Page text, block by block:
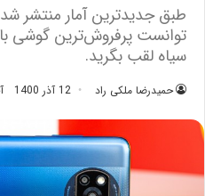
توانست پرفروش‌ترین گوشی
سیاه لقب بگرید.
حمیدرضا ملکی راد 12 آذر 1400